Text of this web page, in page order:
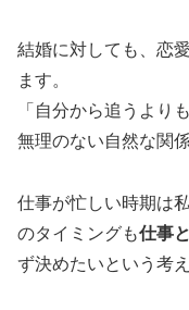
結婚に対しても、恋
ます。
「自分から追うより
無理のない自然な関
仕事が忙しい時期は
のタイミングも仕事
ず決めたいという考